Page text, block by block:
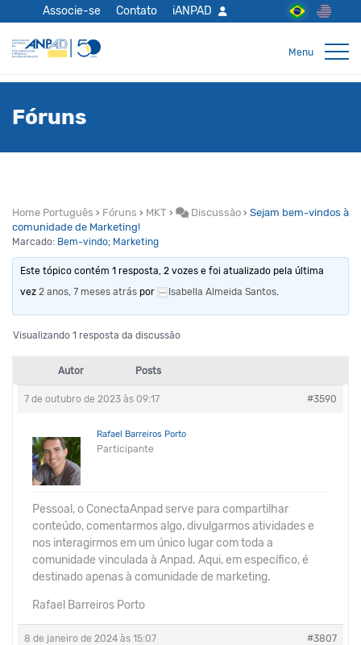
Associe-se Contato iANPAD
Fóruns
Home Português › Fóruns › MKT › Discussão › Sejam bem-vindos à
comunidade de Marketing!
Marcado: Bem-vindo; Marketing
Este tópico contém 1 resposta, 2 vozes e foi atualizado pela última
vez2 anos, 7 meses atrás por Isabella Almeida Santos.
Visualizando 1 resposta da discussão
Autor Posts
7 de outubro de 2023 às 09:17 #3590
Rafael Barreiros Porto
Participante
Pessoal, o ConectaAnpad serve para compartilhar
conteúdo, comentarmos algo, divulgarmos atividades e
nos interagirmos em um único lugar com toda a
comunidade vinculada à Anpad. Aqui, em específico, é
destinado apenas à comunidade de marketing.
Rafael Barreiros Porto
8 de janeiro de 2024 às 15:07 #3807